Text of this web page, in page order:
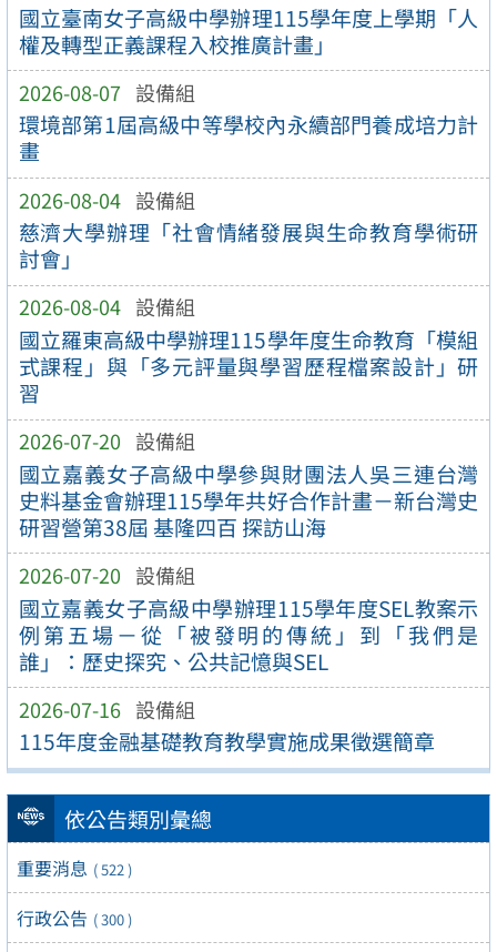
國立臺南女子高級中學辦理115學年度上學期「人
權及轉型正義課程入校推廣計畫」
2026-08-07 設備組
環境部第1屆高級中等學校內永續部門養成培力計
畫
2026-08-04 設備組
慈濟大學辦理「社會情緒發展與生命教育學術研
討會」
2026-08-04 設備組
國立羅東高級中學辦理115學年度生命教育「模組
式課程」與「多元評量與學習歷程檔案設計」研
習
2026-07-20 設備組
國立嘉義女子高級中學參與財團法人吳三連台灣
史料基金會辦理115學年共好合作計畫－新台灣史
研習營第38屆 基隆四百 探訪山海
2026-07-20 設備組
國立嘉義女子高級中學辦理115學年度SEL教案示
例第五場－從「被發明的傳統」到「我們是
誰」：歷史探究、公共記憶與SEL
2026-07-16 設備組
115年度金融基礎教育教學實施成果徵選簡章
依公告類別彙總
重要消息 ( 522 )
行政公告 ( 300 )